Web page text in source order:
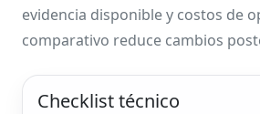
evidencia disponible y costos de
comparativo reduce cambios
Checklist técnico